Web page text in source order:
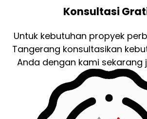
Konsultasi
Untuk kebutuhan propyek
Tangerang konsultasikan
Anda dengan kami sekarang